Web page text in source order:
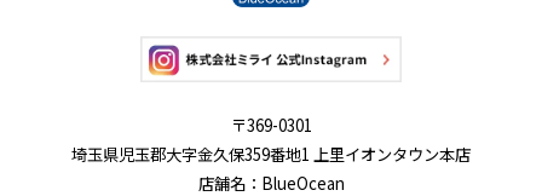
〒369-0301
埼玉県児玉郡大字金久保359番地1 上里イオンタウン本店
店舗名：BlueOcean